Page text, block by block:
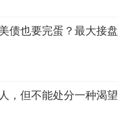
债也要完蛋？最大接盘
，但不能处分一种渴望